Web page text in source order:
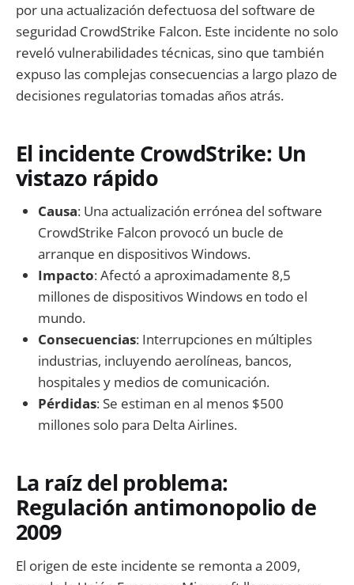
por una actualización defectuosa del software de
seguridad CrowdStrike Falcon. Este incidente no solo
reveló vulnerabilidades técnicas, sino que también
expuso las complejas consecuencias a largo plazo de
decisiones regulatorias tomadas años atrás.
El incidente CrowdStrike: Un
vistazo rápido
Causa: Una actualización errónea del software
CrowdStrike Falcon provocó un bucle de
arranque en dispositivos Windows.
Impacto: Afectó a aproximadamente 8,5
millones de dispositivos Windows en todo el
mundo.
Consecuencias: Interrupciones en múltiples
industrias, incluyendo aerolíneas, bancos,
hospitales y medios de comunicación.
Pérdidas: Se estiman en al menos $500
millones solo para Delta Airlines.
La raíz del problema:
Regulación antimonopolio de
2009
El origen de este incidente se remonta a 2009,